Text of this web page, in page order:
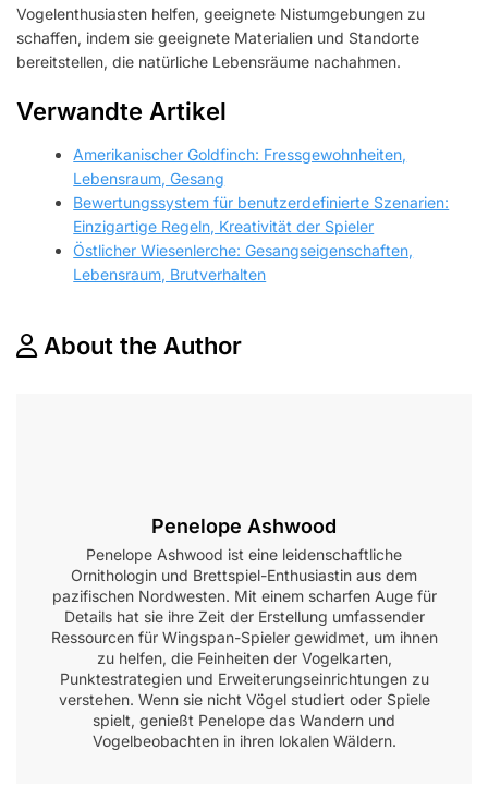
Vogelenthusiasten helfen, geeignete Nistumgebungen zu
schaffen, indem sie geeignete Materialien und Standorte
bereitstellen, die natürliche Lebensräume nachahmen.
Verwandte Artikel
Amerikanischer Goldfinch: Fressgewohnheiten,
Lebensraum, Gesang
Bewertungssystem für benutzerdefinierte Szenarien:
Einzigartige Regeln, Kreativität der Spieler
Östlicher Wiesenlerche: Gesangseigenschaften,
Lebensraum, Brutverhalten
About the Author
Penelope Ashwood
Penelope Ashwood ist eine leidenschaftliche
Ornithologin und Brettspiel-Enthusiastin aus dem
pazifischen Nordwesten. Mit einem scharfen Auge für
Details hat sie ihre Zeit der Erstellung umfassender
Ressourcen für Wingspan-Spieler gewidmet, um ihnen
zu helfen, die Feinheiten der Vogelkarten,
Punktestrategien und Erweiterungseinrichtungen zu
verstehen. Wenn sie nicht Vögel studiert oder Spiele
spielt, genießt Penelope das Wandern und
Vogelbeobachten in ihren lokalen Wäldern.